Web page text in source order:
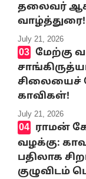
தலைவர்
வாழ்த்துரை!
July 21, 2026
மேற்கு
சிலையைச்
காவிகள்!
July 21, 2026
ராமன்
வழக்கு:
பதிலாக
குழுவிடம்